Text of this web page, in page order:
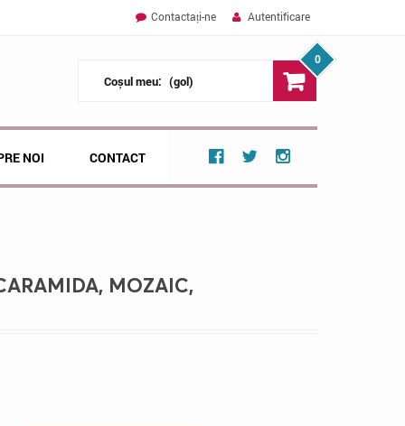
Autentificare
Contactați-ne
Coșul meu:
0
(gol)
NOI CONTACT
MOZAIC,